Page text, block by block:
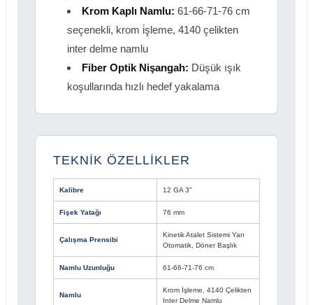
Krom Kaplı Namlu: 61-66-71-76 cm
seçenekli, krom i̇şleme, 4140 çelikten
inter delme namlu
Fiber Optik Nişangah: Düşük ışık
koşullarında hızlı hedef yakalama
TEKNİK ÖZELLİKLER
Kalibre 12 GA 3"
Fişek Yatağı 76 mm
Çalışma Prensibi
Kinetik Atalet Sistemi Yarı
Otomatik, Döner Başlık
Namlu Uzunluğu 61-66-71-76 cm
Namlu
Krom İşleme, 4140 Çelikten
Inter Delme Namlu